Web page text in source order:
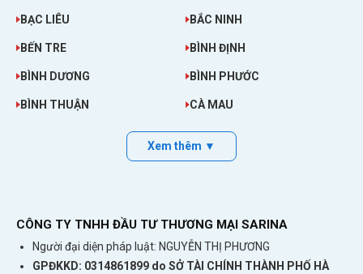
BẠC LIÊU BẮC NINH
BẾN TRE BÌNH ĐỊNH
BÌNH DƯƠNG BÌNH PHƯỚC
BÌNH THUẬN CÀ MAU
Xem thêm ▼
CÔNG TY TNHH ĐẦU TƯ THƯƠNG MẠI SARINA
Người đại diện pháp luật: NGUYỄN THỊ PHƯƠNG
GPĐKKD: 0314861899 do SỞ TÀI CHÍNH THÀNH PHỐ HÀ